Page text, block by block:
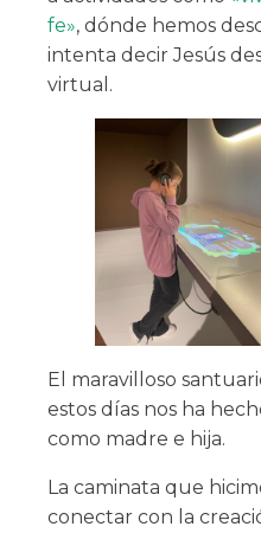
fe», dónde hemos
intenta decir Jesús
virtual.
El maravilloso
estos días nos ha
como madre e hija.
La caminata que
conectar con la